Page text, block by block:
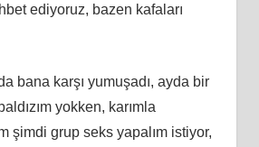
ediyoruz, bazen kafaları
bana karşı yumuşadı, ayda bir
yokken, karımla
şimdi grup seks yapalım istiyor,